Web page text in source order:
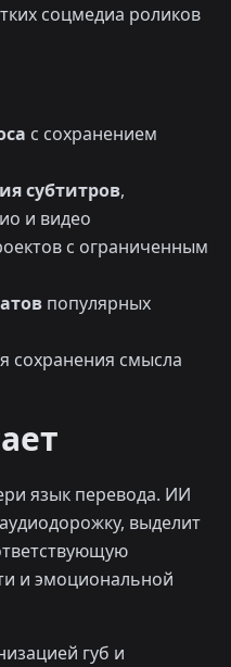
соцмедиа роликов
с сохранением
субтитров,
и видео
с ограниченным
популярных
сохранения смысла
язык перевода. ИИ
выделит
и эмоциональной
губ и